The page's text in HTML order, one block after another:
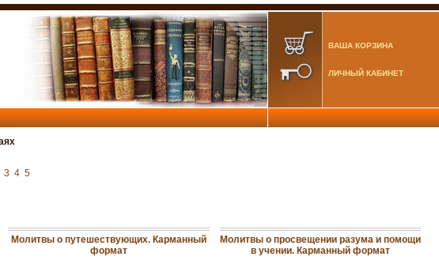
ВАША КОРЗИНА
ЛИЧНЫЙ КАБИНЕТ
3 4 5
Молитвы о путешествующих. Карманный
формат
Молитвы о просвещении разума и помощи
в учении. Карманный формат